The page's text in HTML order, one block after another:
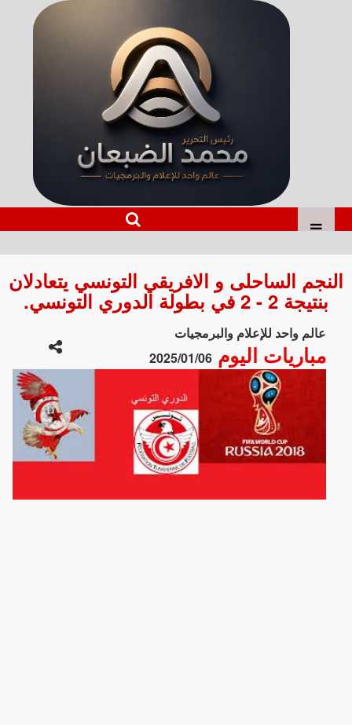
النجم الساحلى و الافريقي التونسي يتعادلان
بنتيجة 2 - 2 في بطولة الدوري التونسي.
عالم واحد للإعلام والبرمجيات
مباريات اليوم2025/01/06